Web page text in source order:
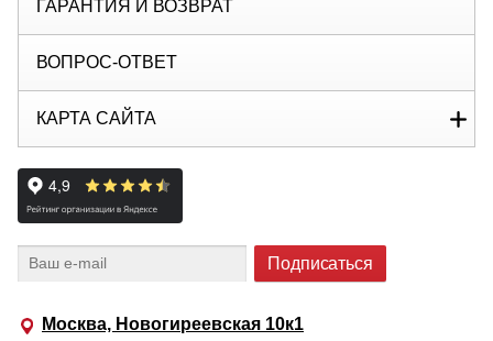
Москва, Новогиреевская 10к1
ГАРАНТИЯ И ВОЗВРАТ
ВОПРОС-ОТВЕТ
КАРТА САЙТА